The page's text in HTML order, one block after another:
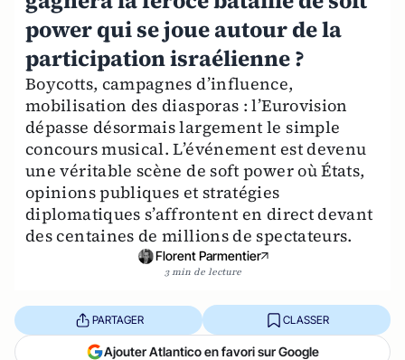
power qui se joue autour de la
participation israélienne ?
Boycotts, campagnes d’influence,
mobilisation des diasporas : l’Eurovision
dépasse désormais largement le simple
concours musical. L’événement est devenu
une véritable scène de soft power où États,
opinions publiques et stratégies
diplomatiques s’affrontent en direct devant
des centaines de millions de spectateurs.
Florent Parmentier
3 min de lecture
PARTAGER CLASSER
Ajouter Atlantico en favori sur Google